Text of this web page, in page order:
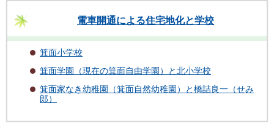
電車開通による住宅地化と学校
箕面小学校
箕面学園（現在の箕面自由学園）と北小学校
箕面家なき幼稚園（箕面自然幼稚園）と橋詰良一（せみ
郎）